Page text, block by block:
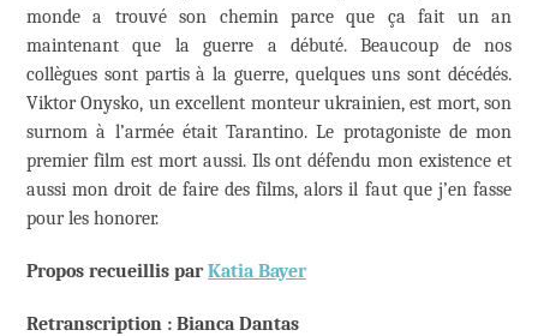
monde a trouvé son chemin parce que ça fait un an
maintenant que la guerre a débuté. Beaucoup de nos
collègues sont partis à la guerre, quelques uns sont décédés.
Viktor Onysko, un excellent monteur ukrainien, est mort, son
surnom à l’armée était Tarantino. Le protagoniste de mon
premier film est mort aussi. Ils ont défendu mon existence et
aussi mon droit de faire des films, alors il faut que j’en fasse
pour les honorer.
Propos recueillis parKatia Bayer
Retranscription : Bianca Dantas